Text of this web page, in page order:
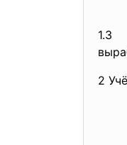
1.3
2